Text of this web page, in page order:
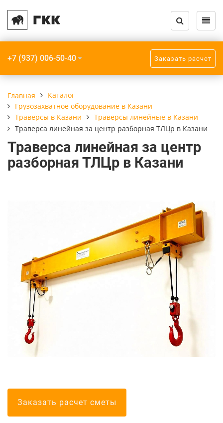
+7 (937) 006-50-40 Заказать расчет
Назад
Каталог кранов и запчастей
Крановое оборудование
Назад
Крановое
Краны
Краны
Краны
Подкрановые
Болгарские
оборудование
Назад
Траверсы
Стропы
Взрывозащищенное
оборудование
Прочее
Назад
Прочее
Крюки
Назад
Услуги
Модернизация кранов
Монтаж подкрановых путей
Радиоуправление кранов
Ремонт кранов
Назад
О компании
Компания
Главная
Каталог
Грузозахватное оборудование в Казани
Траверсы в Казани
Траверсы линейные в Казани
Траверса линейная за центр разборная ТЛЦр в Казани
Траверса линейная за центр
разборная ТЛЦр в Казани
Заказать расчет сметы